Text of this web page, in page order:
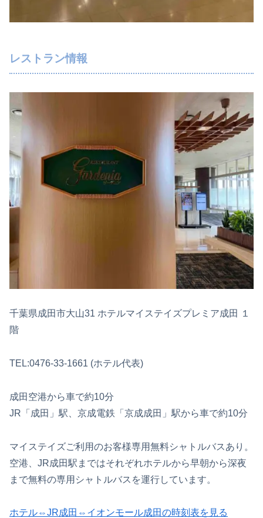
レストラン情報
千葉県成田市大山31 ホテルマイステイズプレミア成田 １
階
TEL:0476-33-1661 (ホテル代表)
成田空港から車で約10分
JR「成田」駅、京成電鉄「京成成田」駅から車で約10分
マイステイズご利用のお客様専用無料シャトルバスあり。
空港、JR成田駅まではそれぞれホテルから早朝から深夜
まで無料の専用シャトルバスを運行しています。
ホテル⇔JR成田⇔イオンモール成田の時刻表を見る